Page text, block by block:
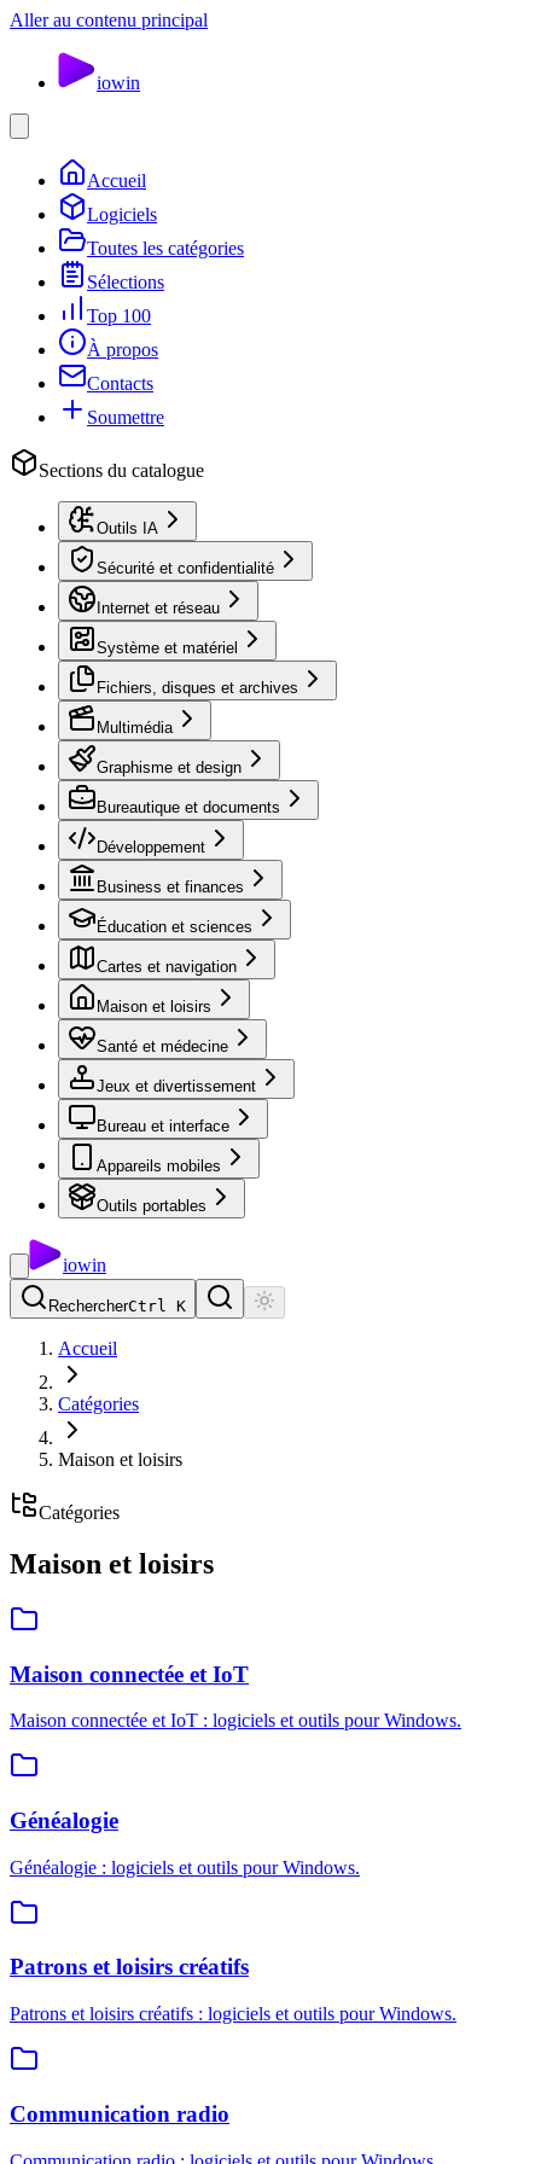
Aller au contenu principal
iowin
Accueil
Logiciels
Toutes les catégories
Sélections
Top 100
À propos
Contacts
Soumettre
Sections du catalogue
Outils IA
Sécurité et confidentialité
Internet et réseau
Système et matériel
Fichiers, disques et archives
Multimédia
Graphisme et design
Bureautique et documents
Développement
Business et finances
Éducation et sciences
Cartes et navigation
Maison et loisirs
Santé et médecine
Jeux et divertissement
Bureau et interface
Appareils mobiles
Outils portables
iowin
RechercherCtrl K
Accueil
Catégories
Maison et loisirs
Catégories
Maison et loisirs
Maison connectée et IoT
Maison connectée et IoT : logiciels et outils pour Windows.
Généalogie
Généalogie : logiciels et outils pour Windows.
Patrons et loisirs créatifs
Patrons et loisirs créatifs : logiciels et outils pour Windows.
Communication radio